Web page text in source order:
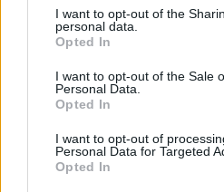
I want to opt-out of the
personal data.
Opted In
I want to opt-out of the Sale
Personal Data.
Opted In
I want to opt-out of
Personal Data for Targeted
Opted In
Ακολουθήστε το E-